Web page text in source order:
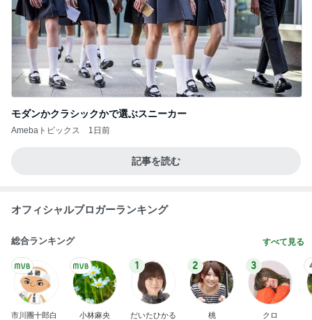
モダンかクラシックかで選ぶスニーカー
Amebaトピックス 1日前
記事を読む
オフィシャルブロガーランキング
総合ランキング すべて見る
市川團十郎白
小林麻央
1
だいたひかる
2
桃
3
クロ